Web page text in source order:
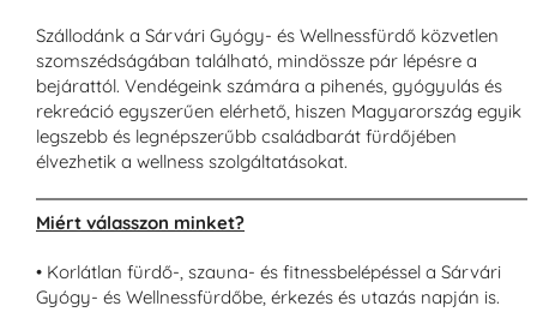
Szállodánk a Sárvári Gyógy- és Wellnessfürdő közvetlen
szomszédságában található, mindössze pár lépésre a
bejárattól. Vendégeink számára a pihenés, gyógyulás és
rekreáció egyszerűen elérhető, hiszen Magyarország egyik
legszebb és legnépszerűbb családbarát fürdőjében
élvezhetik a wellness szolgáltatásokat.
Miért válasszon minket?
• Korlátlan fürdő-, szauna- és fitnessbelépéssel a Sárvári
Gyógy- és Wellnessfürdőbe, érkezés és utazás napján is.